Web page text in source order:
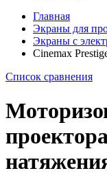
Главная
Экраны для
Экраны с
Cinemax
Список сравнения